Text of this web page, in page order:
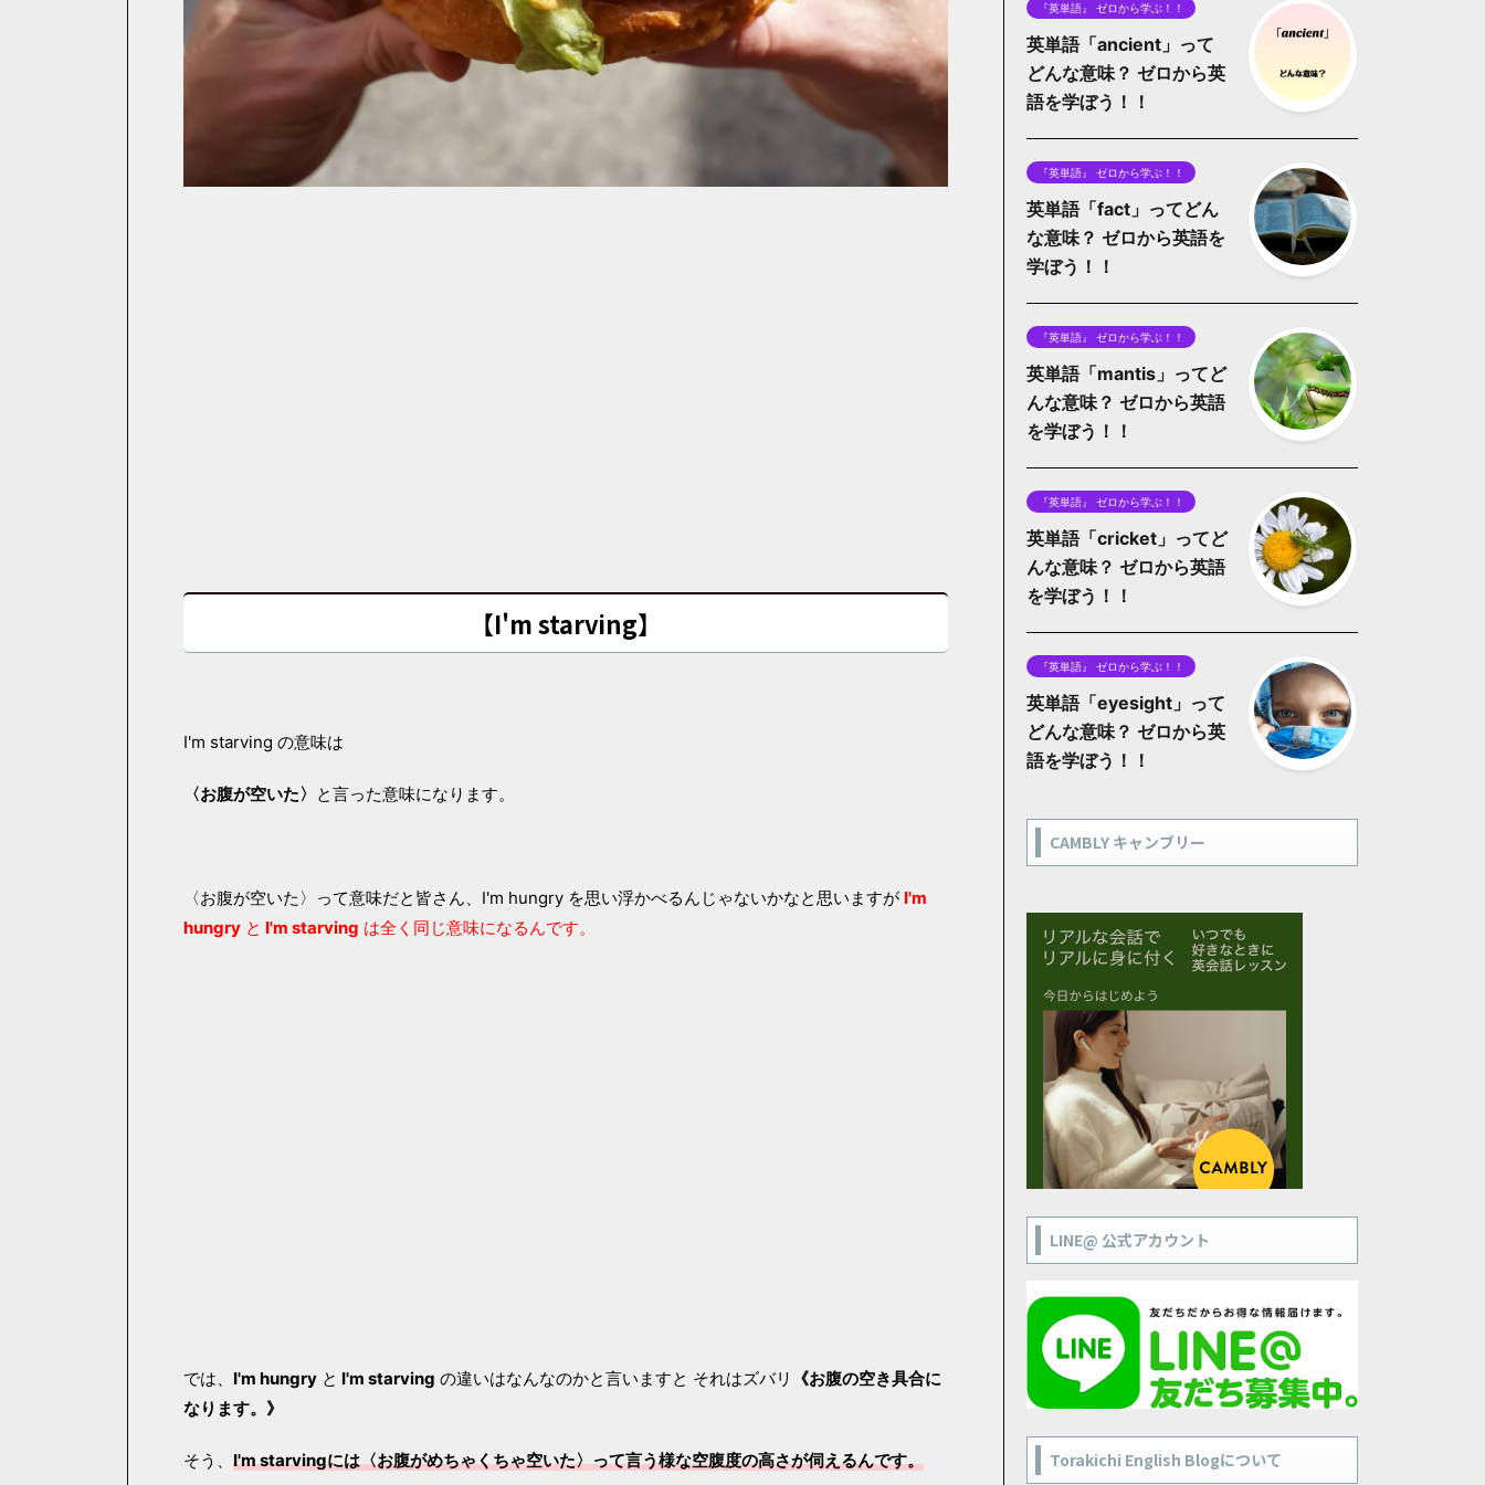
【I'm starving】
I'm starving の意味は
〈お腹が空いた〉 と言った意味になります。
〈お腹が空いた〉って意味だと皆さん、I'm hungry を思い浮かべるんじゃないかなと思いますが I'm
hungry と I'm starving は全く同じ意味になるんです。
では、 I'm hungry と I'm starving の違いはなんなのかと言いますと それはズバリ
《お腹の空き具合に
なります。》
そう、 I'm starvingには〈お腹がめちゃくちゃ空いた〉って言う様な空腹度の高さが伺えるんです。
『英単語』 ゼロから学ぶ！！
英単語「ancient」って
どんな意味？ ゼロから英
語を学ぼう！！
『英単語』 ゼロから学ぶ！！
英単語「fact」ってどん
な意味？ ゼロから英語を
学ぼう！！
『英単語』 ゼロから学ぶ！！
英単語「mantis」ってど
んな意味？ ゼロから英語
を学ぼう！！
『英単語』 ゼロから学ぶ！！
英単語「cricket」ってど
んな意味？ ゼロから英語
を学ぼう！！
『英単語』 ゼロから学ぶ！！
英単語「eyesight」って
どんな意味？ ゼロから英
語を学ぼう！！
CAMBLY キャンブリー
LINE@ 公式アカウント
Torakichi English Blogについて